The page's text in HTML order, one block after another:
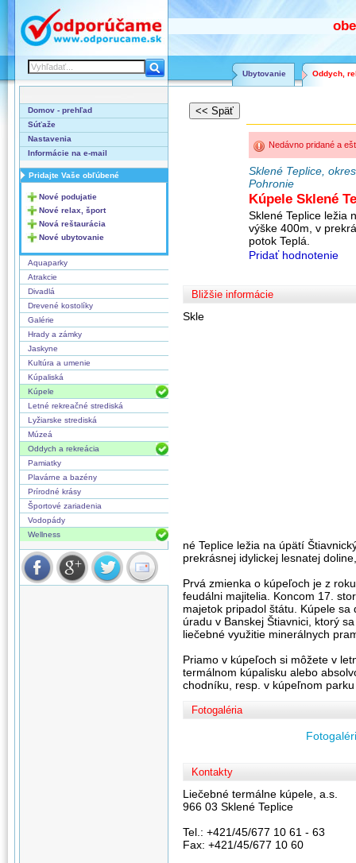
Oddych,
Ubytovanie
Domov - prehľad
Súťaže
Nastavenia
Informácie na e-mail
Pridajte Vaše obľúbené
Nové podujatie
Nové relax, šport
Nová reštaurácia
Nové ubytovanie
Aquaparky
Atrakcie
Divadlá
Drevené kostolíky
Galérie
Hrady a zámky
Jaskyne
Kultúra a umenie
Kúpaliská
Kúpele
Letné rekreačné strediská
Lyžiarske strediská
Múzeá
Oddych a rekreácia
Pamiatky
Plavárne a bazény
Prírodné krásy
Športové zariadenia
Vodopády
Wellness
Nedávno pridané a
Sklené Teplice,
Pohronie
Kúpele Sklené
Sklené Teplice ležia
výške 400m, v
potok Teplá.
Pridať hodnotenie
Bližšie informácie
Skle
né Teplice ležia na úpätí
prekrásnej idylickej lesnatej
Prvá zmienka o kúpeľoch je z
feudálni majitelia. Koncom 17.
majetok pripadol štátu. Kúpele
úradu v Banskej Štiavnici, ktorý
liečebné využitie minerálnych
Priamo v kúpeľoch si môžete v
termálnom kúpalisku alebo
chodníku, resp. v kúpeľnom
Fotogaléria
Kontakty
Liečebné termálne kúpele, a.s.
966 03 Sklené Teplice
Tel.: +421/45/677 10 61 - 63
Fax: +421/45/677 10 60